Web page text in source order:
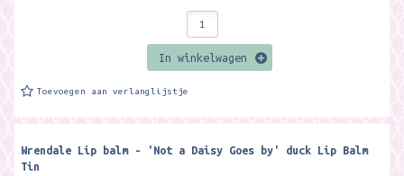
In winkelwagen
Toevoegen aan verlanglijstje
Wrendale Lip balm - 'Not a Daisy Goes by' duck Lip Balm
Tin